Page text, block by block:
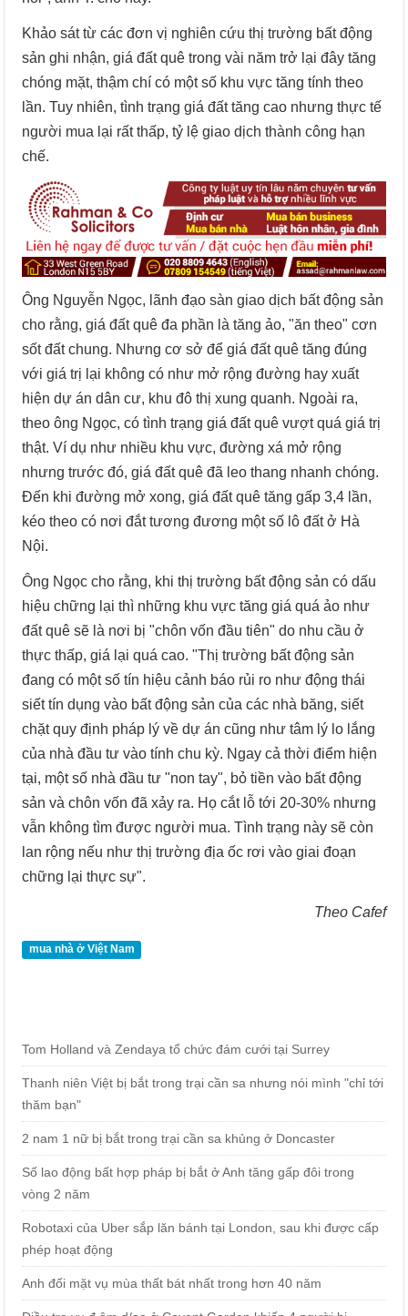
Khảo sát từ các đơn vị nghiên cứu thị trường bất động
sản ghi nhận, giá đất quê trong vài năm trở lại đây tăng
chóng mặt, thậm chí có một số khu vực tăng tính theo
lần. Tuy nhiên, tình trạng giá đất tăng cao nhưng thực tế
người mua lại rất thấp, tỷ lệ giao dịch thành công hạn
chế.
Ông Nguyễn Ngọc, lãnh đạo sàn giao dịch bất động sản
cho rằng, giá đất quê đa phần là tăng ảo, "ăn theo" cơn
sốt đất chung. Nhưng cơ sở để giá đất quê tăng đúng
với giá trị lại không có như mở rộng đường hay xuất
hiện dự án dân cư, khu đô thị xung quanh. Ngoài ra,
theo ông Ngọc, có tình trạng giá đất quê vượt quá giá trị
thật. Ví dụ như nhiều khu vực, đường xá mở rộng
nhưng trước đó, giá đất quê đã leo thang nhanh chóng.
Đến khi đường mở xong, giá đất quê tăng gấp 3,4 lần,
kéo theo có nơi đắt tương đương một số lô đất ở Hà
Nội.
Ông Ngọc cho rằng, khi thị trường bất động sản có dấu
hiệu chững lại thì những khu vực tăng giá quá ảo như
đất quê sẽ là nơi bị "chôn vốn đầu tiên" do nhu cầu ở
thực thấp, giá lại quá cao. "Thị trường bất động sản
đang có một số tín hiệu cảnh báo rủi ro như động thái
siết tín dụng vào bất động sản của các nhà băng, siết
chặt quy định pháp lý về dự án cũng như tâm lý lo lắng
của nhà đầu tư vào tính chu kỳ. Ngay cả thời điểm hiện
tại, một số nhà đầu tư "non tay", bỏ tiền vào bất động
sản và chôn vốn đã xảy ra. Họ cắt lỗ tới 20-30% nhưng
vẫn không tìm được người mua. Tình trạng này sẽ còn
lan rộng nếu như thị trường địa ốc rơi vào giai đoạn
chững lại thực sự".
Theo Cafef
mua nhà ở Việt Nam
Tom Holland và Zendaya tổ chức đám cưới tại Surrey
Thanh niên Việt bị bắt trong trại cần sa nhưng nói mình "chỉ tới
thăm bạn"
2 nam 1 nữ bị bắt trong trại cần sa khủng ở Doncaster
Số lao động bất hợp pháp bị bắt ở Anh tăng gấp đôi trong
vòng 2 năm
Robotaxi của Uber sắp lăn bánh tại London, sau khi được cấp
phép hoạt động
Anh đối mặt vụ mùa thất bát nhất trong hơn 40 năm